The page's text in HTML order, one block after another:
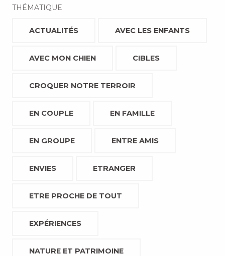
THÉMATIQUE
ACTUALITÉS AVEC LES ENFANTS
AVEC MON CHIEN CIBLES
CROQUER NOTRE TERROIR
EN COUPLE EN FAMILLE
EN GROUPE ENTRE AMIS
ENVIES ETRANGER
ETRE PROCHE DE TOUT
EXPÉRIENCES
NATURE ET PATRIMOINE